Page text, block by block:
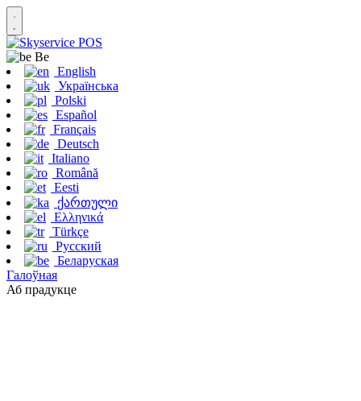
Be
English
Українська
Polski
Español
Français
Deutsch
Italiano
Română
Eesti
ქართული
Ελληνικά
Türkçe
Русский
Беларуская
Галоўная
Аб прадукце